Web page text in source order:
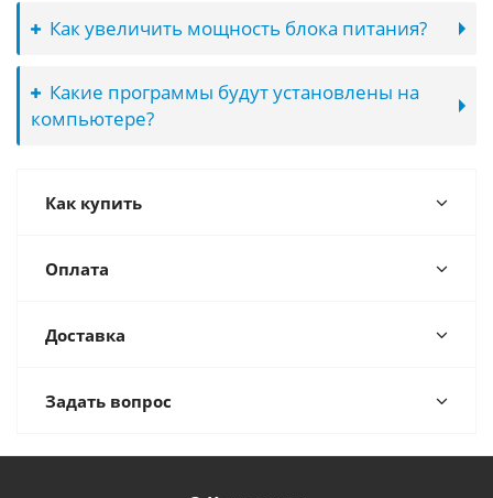
Как увеличить мощность блока питания?
Какие программы будут установлены на
компьютере?
Как купить
Оплата
Доставка
Задать вопрос